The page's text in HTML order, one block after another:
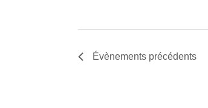
Évènements précédents